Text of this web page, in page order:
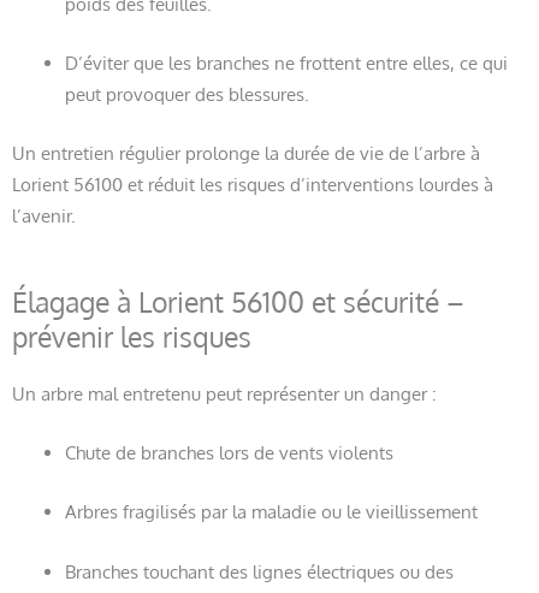
D’éviter que les branches ne frottent entre elles, ce qui
peut provoquer des blessures.
Un entretien régulier prolonge la durée de vie de l’arbre à
Lorient 56100 et réduit les risques d’interventions lourdes à
l’avenir.
Élagage à Lorient 56100 et sécurité –
prévenir les risques
Un arbre mal entretenu peut représenter un danger :
Chute de branches lors de vents violents
Arbres fragilisés par la maladie ou le vieillissement
Branches touchant des lignes électriques ou des